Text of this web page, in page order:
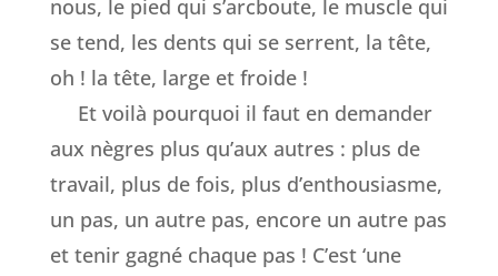
nous, le pied qui s’arcboute, le muscle qui
se tend, les dents qui se serrent, la tête,
oh ! la tête, large et froide !
Et voilà pourquoi il faut en demander
aux nègres plus qu’aux autres : plus de
travail, plus de fois, plus d’enthousiasme,
un pas, un autre pas, encore un autre pas
et tenir gagné chaque pas ! C’est ‘une